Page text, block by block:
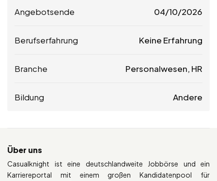
Angebotsende 04/10/2026
Berufserfahrung Keine Erfahrung
Branche Personalwesen, HR
Bildung Andere
Über uns
Casualknight ist eine deutschlandweite Jobbörse und ein
Karriereportal mit einem großen Kandidatenpool für